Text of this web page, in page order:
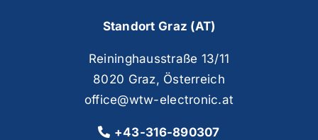
Standort Graz (AT)
Reininghausstraße 13/11
8020 Graz, Österreich
office@wtw-electronic.at
+43-316-890307